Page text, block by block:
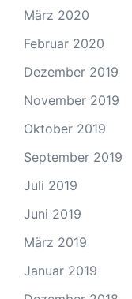
März 2020
Februar 2020
Dezember 2019
November 2019
Oktober 2019
September 2019
Juli 2019
Juni 2019
März 2019
Januar 2019